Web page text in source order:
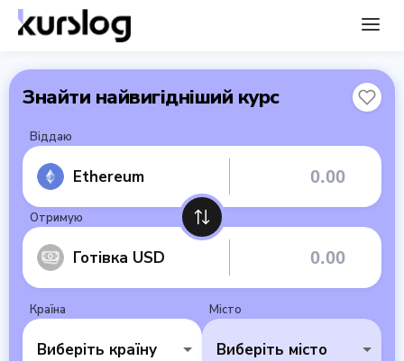
Знайти найвигідніший курс
Віддаю
Ethereum
Отримую
Готівка USD
Країна
Виберіть країну
Місто
Виберіть місто